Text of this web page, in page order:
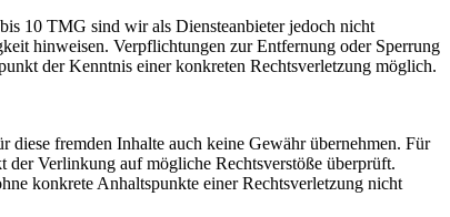
10 TMG sind wir als Diensteanbieter jedoch nicht
hinweisen. Verpflichtungen zur Entfernung oder Sperrung
der Kenntnis einer konkreten Rechtsverletzung möglich.
fremden Inhalte auch keine Gewähr übernehmen. Für
Verlinkung auf mögliche Rechtsverstöße überprüft.
konkrete Anhaltspunkte einer Rechtsverletzung nicht